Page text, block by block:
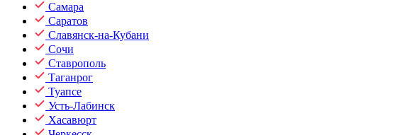
Самара
Саратов
Славянск-на-Кубани
Сочи
Ставрополь
Таганрог
Туапсе
Усть-Лабинск
Хасавюрт